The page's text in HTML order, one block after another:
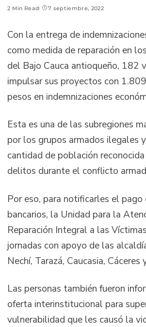
2 Min Read 7 septiembre, 2022
Con la entrega de
como medida de reparación en
del Bajo Cauca antioqueño, 182
impulsar sus proyectos con
pesos en indemnizaciones
Esta es una de las subregiones
por los grupos armados ilegales
cantidad de población
delitos durante el conflicto
Por eso, para notificarles el pago
bancarios, la Unidad para la
Reparación Integral a las
jornadas con apoyo de las
Nechí, Tarazá, Caucasia, Cáceres
Las personas también fueron
oferta interinstitucional para
vulnerabilidad que les causó la